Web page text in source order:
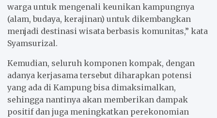
warga untuk mengenali keunikan kampungnya
(alam, budaya, kerajinan) untuk dikembangkan
menjadi destinasi wisata berbasis komunitas,” kata
Syamsurizal.
Kemudian, seluruh komponen kompak, dengan
adanya kerjasama tersebut diharapkan potensi
yang ada di Kampung bisa dimaksimalkan,
sehingga nantinya akan memberikan dampak
positif dan juga meningkatkan perekonomian